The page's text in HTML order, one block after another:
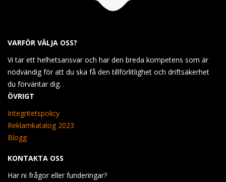
VARFÖR VÄLJA OSS?
Vi tar ett helhetsansvar och har den breda kompetens som är
nödvändig för att du ska få den tillförlitlighet och driftsäkerhet
du förväntar dig.
ÖVRIGT
Integritetspolicy
Reklamkatalog 2023
Blogg
KONTAKTA OSS
Har ni frågor eller funderingar?